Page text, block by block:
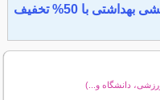
بهداشتی با 50% تخفیف
دانشگاه و...)